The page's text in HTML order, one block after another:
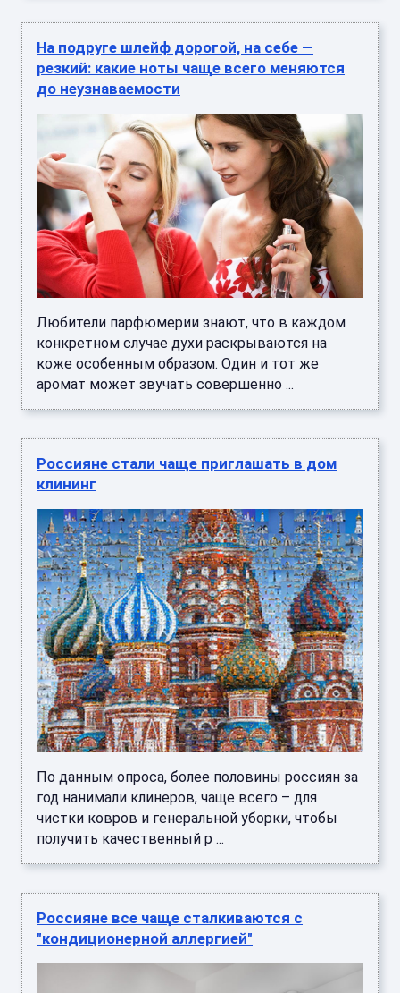
На подруге шлейф дорогой, на себе —
резкий: какие ноты чаще всего меняются
до неузнаваемости
Любители парфюмерии знают, что в каждом
конкретном случае духи раскрываются на
коже особенным образом. Один и тот же
аромат может звучать совершенно ...
Россияне стали чаще приглашать в дом
клининг
По данным опроса, более половины россиян за
год нанимали клинеров, чаще всего – для
чистки ковров и генеральной уборки, чтобы
получить качественный р ...
Россияне все чаще сталкиваются с
"кондиционерной аллергией"